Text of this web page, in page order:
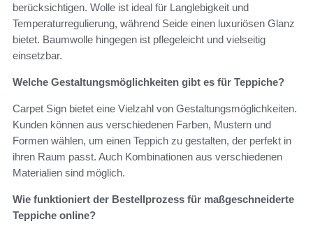
berücksichtigen. Wolle ist ideal für Langlebigkeit und
Temperaturregulierung, während Seide einen luxuriösen Glanz
bietet. Baumwolle hingegen ist pflegeleicht und vielseitig
einsetzbar.
Welche Gestaltungsmöglichkeiten gibt es für Teppiche?
Carpet Sign bietet eine Vielzahl von Gestaltungsmöglichkeiten.
Kunden können aus verschiedenen Farben, Mustern und
Formen wählen, um einen Teppich zu gestalten, der perfekt in
ihren Raum passt. Auch Kombinationen aus verschiedenen
Materialien sind möglich.
Wie funktioniert der Bestellprozess für maßgeschneiderte
Teppiche online?